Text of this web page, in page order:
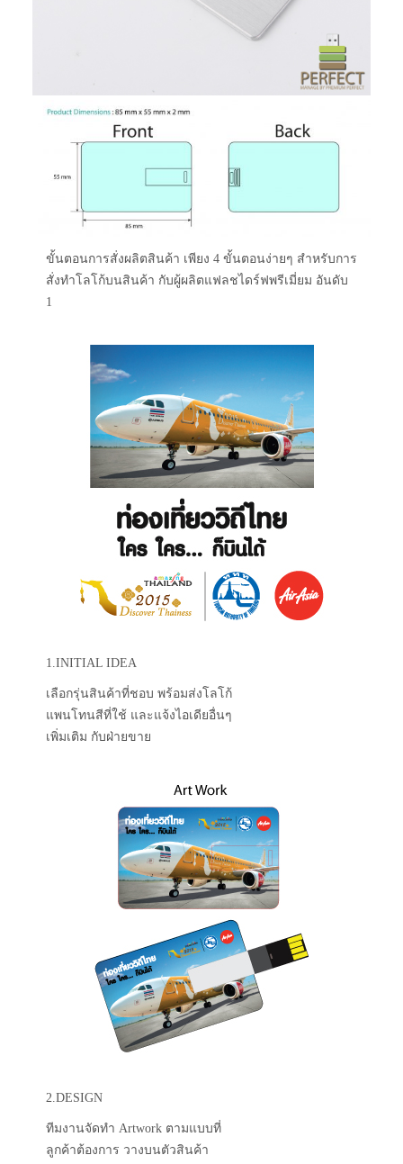
ขั้นตอนการสั่งผลิตสินค้า เพียง 4 ขั้นตอนง่ายๆ สำหรับการ
สั่งทำโลโก้บนสินค้า กับผู้ผลิตแฟลชไดร์ฟพรีเมี่ยม อันดับ
1
1.INITIAL IDEA
เลือกรุ่นสินค้าที่ชอบ พร้อมส่งโลโก้
แพนโทนสีที่ใช้ และแจ้งไอเดียอื่นๆ
เพิ่มเติม กับฝ่ายขาย
2.DESIGN
ทีมงานจัดทำ Artwork ตามแบบที่
ลูกค้าต้องการ วางบนตัวสินค้า